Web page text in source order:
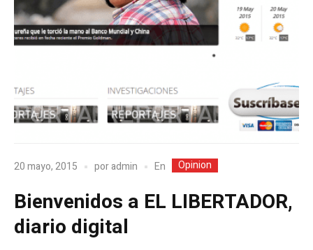
20 mayo, 2015 poradmin En Opinion
Bienvenidos a EL LIBERTADOR,
diario digital